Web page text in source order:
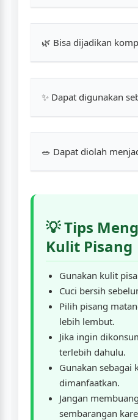
🌿 Bisa dijadikan
✨ Dapat digunakan
🥗 Dapat diolah
💡 Tips
Kulit Pisang
Gunakan kulit
Cuci bersih
Pilih pisang
lebih lembut.
Jika ingin
terlebih dahulu.
Gunakan sebagai
dimanfaatkan.
Jangan
sembarangan